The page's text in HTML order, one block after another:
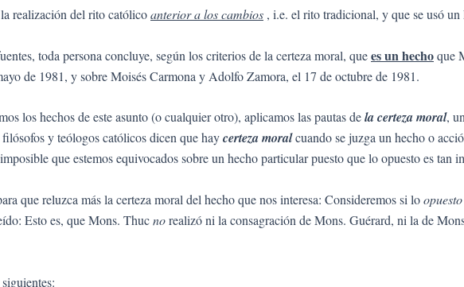
realización del rito católicoanterior a los cambios , i.e. el rito tradicional, y que se usó
toda persona concluye, según los criterios de la certeza moral, quees un hechoque
de 1981, y sobre Moisés Carmona y Adolfo Zamora, el 17 de octubre de 1981.
los hechos de este asunto (o cualquier otro), aplicamos las pautas dela certeza moral,
y teólogos católicos dicen que haycerteza moralcuando se juzga un hecho o
que estemos equivocados sobre un hecho particular puesto que lo opuesto es tan
que reluzca más la certeza moral del hecho que nos interesa: Consideremos si loopuesto
Esto es, que Mons. Thucnorealizó ni la consagración de Mons. Guérard, ni la de